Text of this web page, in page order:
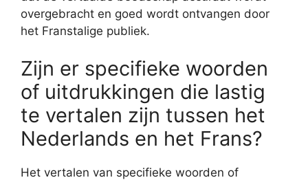
overgebracht en goed wordt ontvangen door
het Franstalige publiek.
Zijn er specifieke woorden
of uitdrukkingen die lastig
te vertalen zijn tussen het
Nederlands en het Frans?
Het vertalen van specifieke woorden of